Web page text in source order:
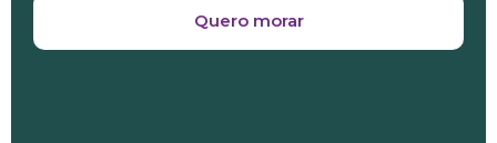
Quero morar